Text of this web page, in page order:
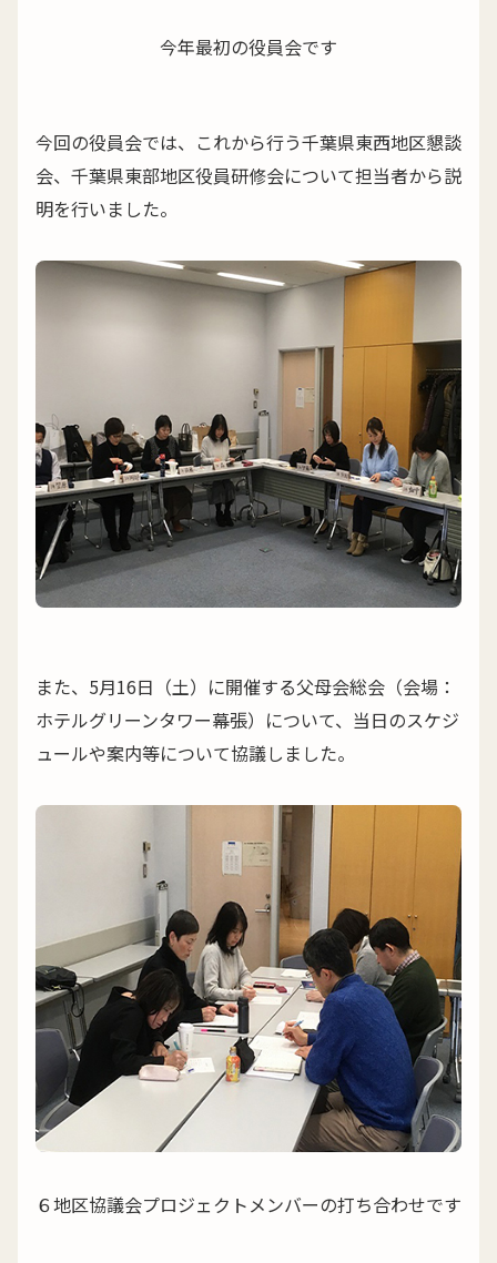
今年最初の役員会です
今回の役員会では、これから行う千葉県東西地区懇談
会、千葉県東部地区役員研修会について担当者から説
明を行いました。
また、5月16日（土）に開催する父母会総会（会場：
ホテルグリーンタワー幕張）について、当日のスケジ
ュールや案内等について協議しました。
６地区協議会プロジェクトメンバーの打ち合わせです